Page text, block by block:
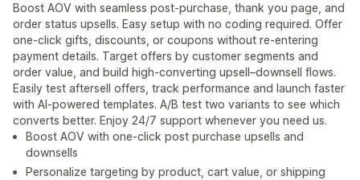
Boost AOV with seamless post-purchase, thank you page, and
order status upsells. Easy setup with no coding required. Offer
one-click gifts, discounts, or coupons without re-entering
payment details. Target offers by customer segments and
order value, and build high-converting upsell–downsell flows.
Easily test aftersell offers, track performance and launch faster
with AI-powered templates. A/B test two variants to see which
converts better. Enjoy 24/7 support whenever you need us.
Boost AOV with one-click post purchase upsells and
downsells
Personalize targeting by product, cart value, or shipping